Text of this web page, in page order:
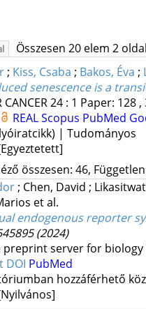
Összesen 20 elem 2
; Kiss, Csaba ; Bakos, Éva ;
senescence is a
CANCER24: 1 Paper: 128 ,
REALScopus PubMed
| Tudományos
összesen: 46,
; Chen, David ;
et al.
endogenous reporter
(2024)
preprint server for biology
DOI PubMed
hozzáférhető